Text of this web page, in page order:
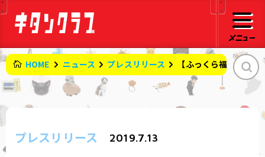
HOME ニュース プレスリリース 【ふっくら福福コウ
プレスリリース 2019.7.13